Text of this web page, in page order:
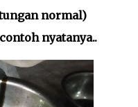
normal)
nyatanya..